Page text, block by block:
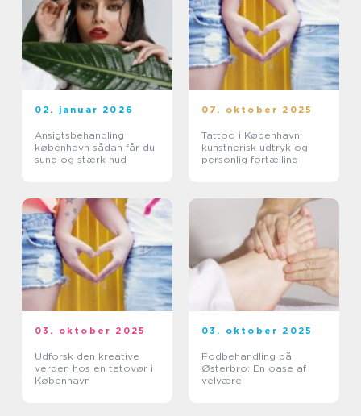
02. januar 2026
Ansigtsbehandling
københavn sådan får du
sund og stærk hud
07. oktober 2025
Tattoo i København:
kunstnerisk udtryk og
personlig fortælling
03. oktober 2025
Udforsk den kreative
verden hos en tatovør i
København
03. oktober 2025
Fodbehandling på
Østerbro: En oase af
velvære